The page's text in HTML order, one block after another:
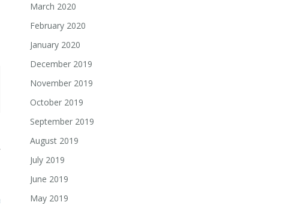
March 2020
February 2020
January 2020
December 2019
November 2019
October 2019
September 2019
August 2019
July 2019
June 2019
May 2019